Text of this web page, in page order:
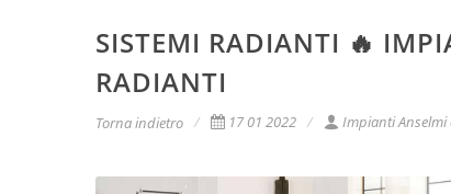
SISTEMI RADIANTI 🔥
RADIANTI
Torna indietro 17 01 2022 Impianti Anselmi